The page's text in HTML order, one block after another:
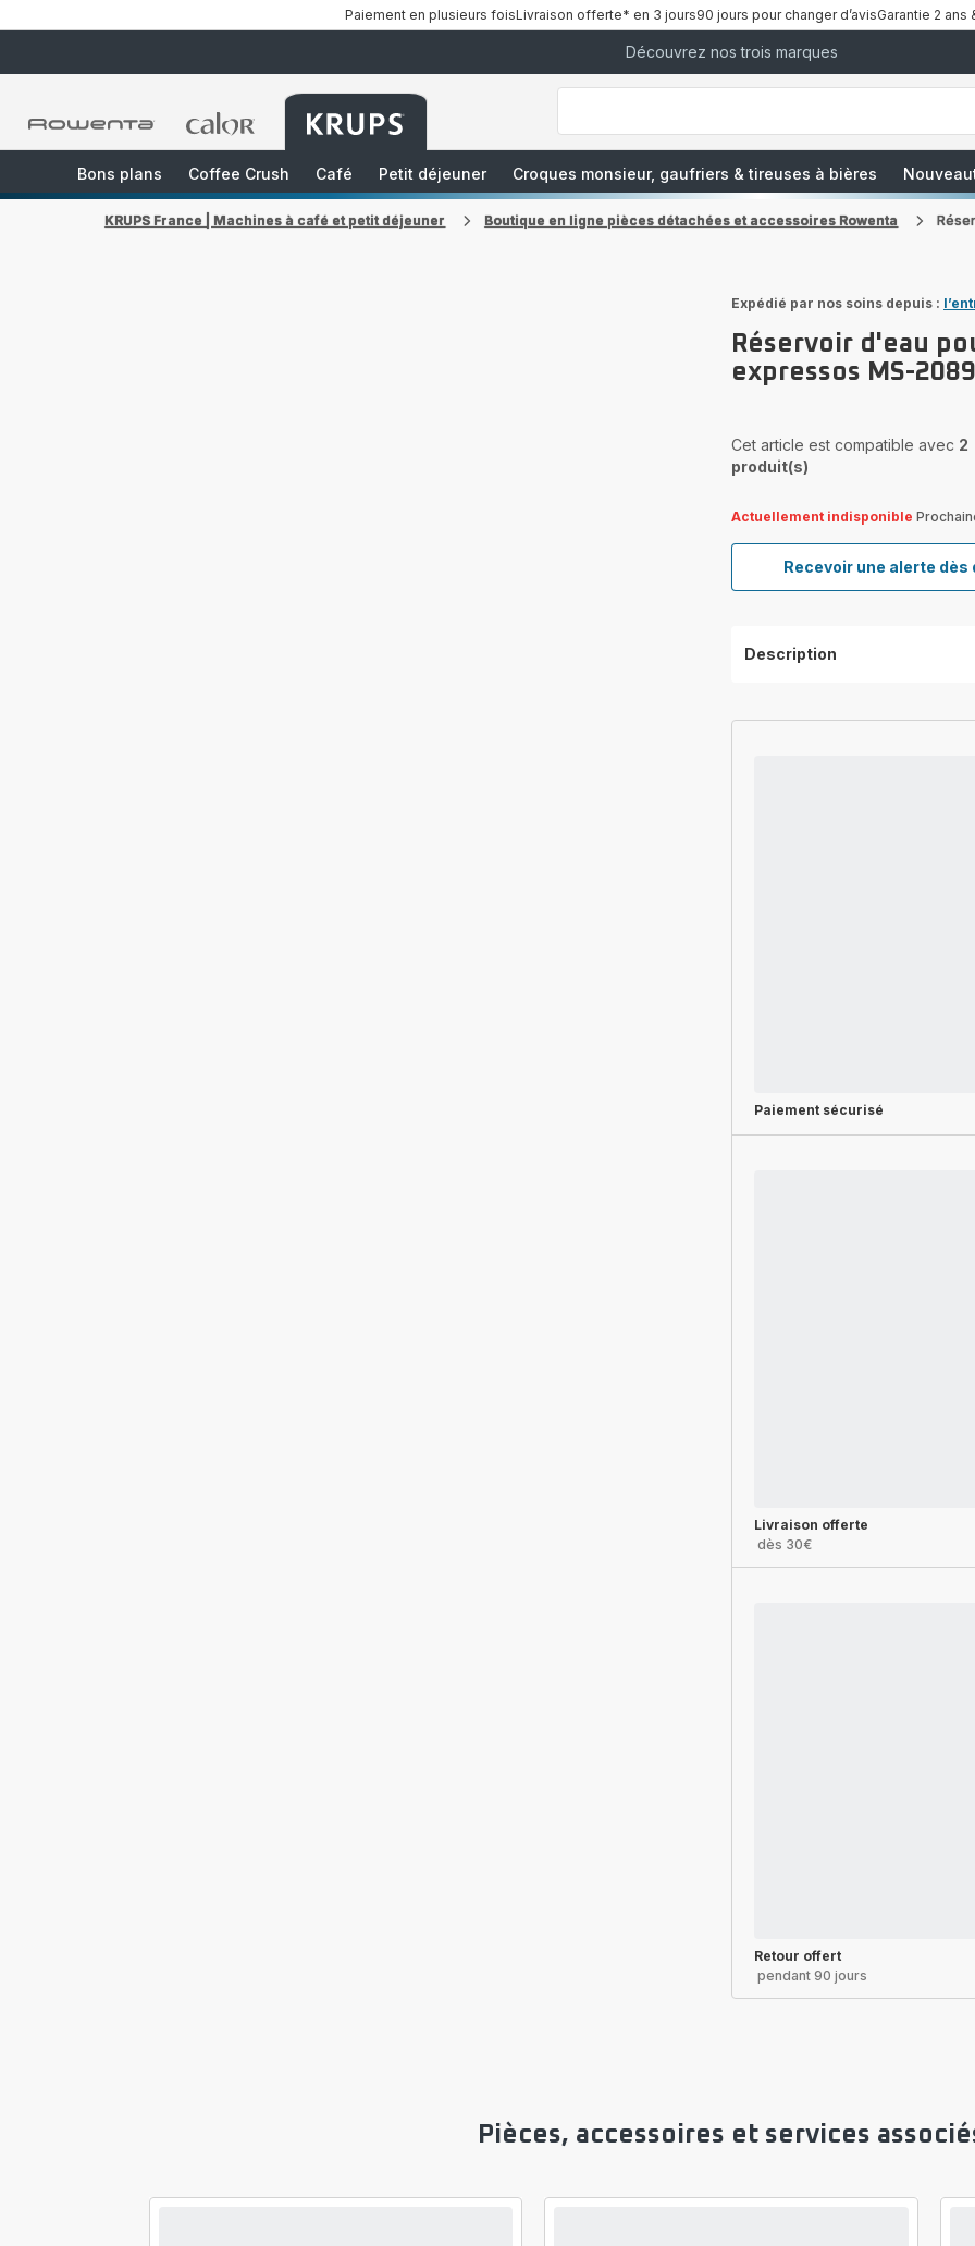
Paiement en plusieurs foisLivraison offerte* en 3 jours90 jours pour changer d’avisGarantie 2 ans
Découvrez nos trois marques
Accueil
Accueil
Accueil
["Que
recherchez-
Café
Grains","Centrales
Vapeurs","Sèche
Bons plans Coffee Crush Café Petit déjeuner Croques monsieur, gaufriers & tireuses à bières
KRUPS France | Machines à café et petit déjeuner Boutique en ligne pièces détachées et accessoires Rowenta
Expédié par nos soins depuis :
Réservoir d'eau
expressos MS-
Cet article est compatible avec 2
produit(s)
Actuellement indisponible
Recevoir une alerte
Description
Paiement sécurisé
Livraison offerte
dès 30€
Retour offert
pendant 90 jours
Pièces, accessoires et services